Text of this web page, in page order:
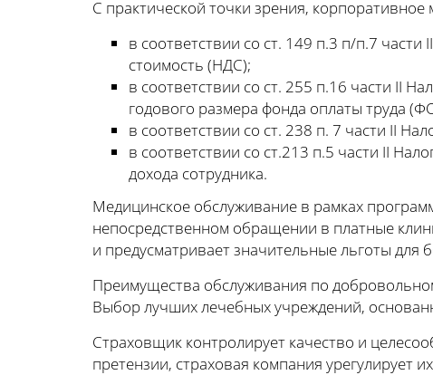
С практической точки зрения,
в соответствии со ст. 149 п.3 п/п.7
стоимость (НДС);
в соответствии со ст. 255 п.16 части II
годового размера фонда оплаты труда
в соответствии со ст. 238 п. 7 части II
в соответствии со ст.213 п.5 части II
дохода сотрудника.
Медицинское обслуживание в рамках
непосредственном обращении в платные
и предусматривает значительные льготы для
Преимущества обслуживания по
Выбор лучших лечебных учреждений,
Страховщик контролирует качество и
претензии, страховая компания урегулирует